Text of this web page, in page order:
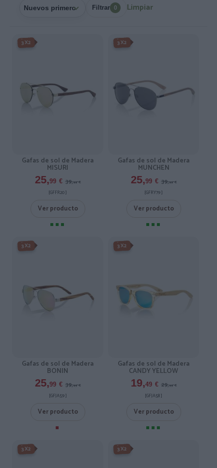
Filtrar 0 Limpiar
-3X2%
3X2
Gafas de sol de Madera
MISURI
25,99 € 39,99 €
[GFFR20 ]
Ver producto
-3X2%
3X2
Gafas de sol de Madera
MUNCHEN
25,99 € 39,99 €
[GFRY79 ]
Ver producto
-3X2%
3X2
Gafas de sol de Madera
BONIN
25,99 € 39,99 €
[GFJA59 ]
Ver producto
-3X2%
3X2
Gafas de sol de Madera
CANDY YELLOW
19,49 € 29,99 €
[GFJA58 ]
Ver producto
-3X2%
3X2 -3X2%
3X2